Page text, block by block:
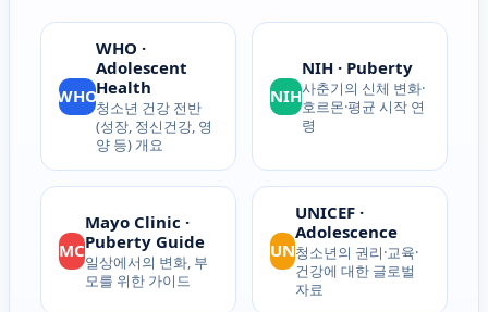
WHO
WHO ·
Adolescent
Health
청소년 건강 전반
(성장, 정신건강, 영
양 등) 개요
NIH
NIH · Puberty
사춘기의 신체 변화·
호르몬·평균 시작 연
령
MC
Mayo Clinic ·
Puberty Guide
일상에서의 변화, 부
모를 위한 가이드
UN
UNICEF ·
Adolescence
청소년의 권리·교육·
건강에 대한 글로벌
자료